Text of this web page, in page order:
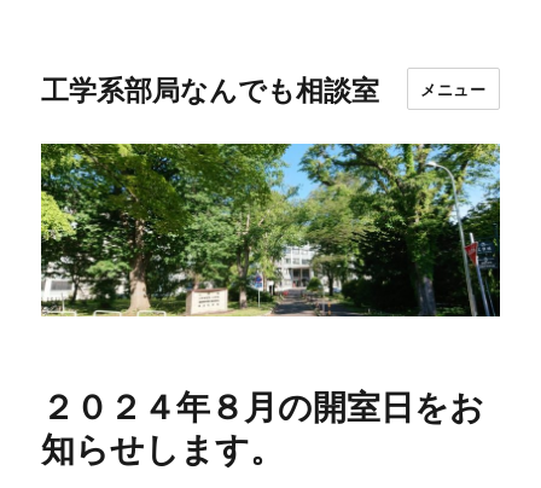
工学系部局なんでも相談室 メニュー
２０２４年８月の開室日をお
知らせします。